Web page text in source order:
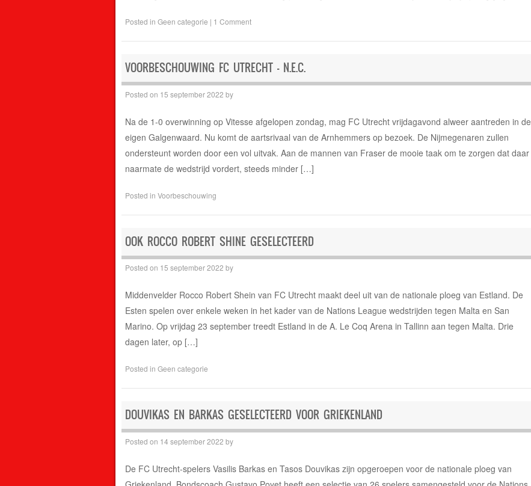
Posted in Geen categorie | 1 Comment
VOORBESCHOUWING FC UTRECHT – N.E.C.
Posted on 15 september 2022 by
Na de 1-0 overwinning op Vitesse afgelopen zondag, mag FC Utrecht vrijdagavond alweer aantreden in de
eigen Galgenwaard. Nu komt de aartsrivaal van de Arnhemmers op bezoek. De Nijmegenaren zullen
ondersteunt worden door een vol uitvak. Aan de mannen van Fraser de mooie taak om te zorgen dat daar
naarmate de wedstrijd vordert, steeds minder […]
Posted in Voorbeschouwing
OOK ROCCO ROBERT SHINE GESELECTEERD
Posted on 15 september 2022 by
Middenvelder Rocco Robert Shein van FC Utrecht maakt deel uit van de nationale ploeg van Estland. De
Esten spelen over enkele weken in het kader van de Nations League wedstrijden tegen Malta en San
Marino. Op vrijdag 23 september treedt Estland in de A. Le Coq Arena in Tallinn aan tegen Malta. Drie
dagen later, op […]
Posted in Geen categorie
DOUVIKAS EN BARKAS GESELECTEERD VOOR GRIEKENLAND
Posted on 14 september 2022 by
De FC Utrecht-spelers Vasilis Barkas en Tasos Douvikas zijn opgeroepen voor de nationale ploeg van